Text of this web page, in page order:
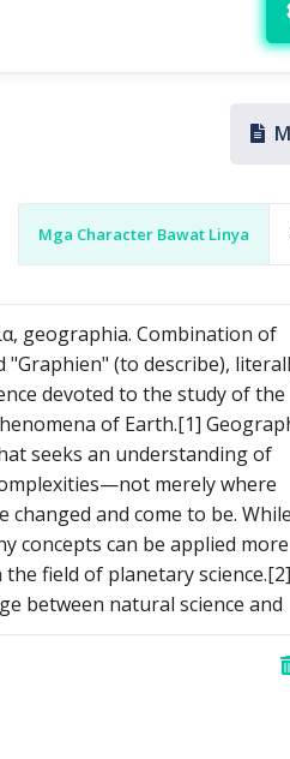
Mga Character Bawat Linya